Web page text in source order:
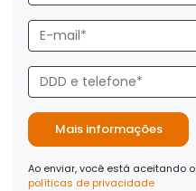
Mais informações
Ao enviar, você está aceitando
políticas de privacidade